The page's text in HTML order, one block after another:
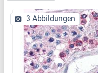
3 Abbildungen